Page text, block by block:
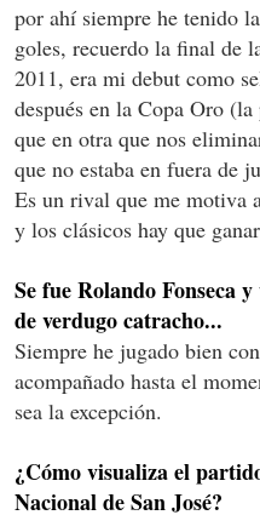
por ahí siempre he tenido
goles, recuerdo la final de
2011, era mi debut como
después en la Copa Oro
que en otra que nos
que no estaba en fuera de
Es un rival que me motiva
y los clásicos hay que
Se fue Rolando Fonseca
de verdugo catracho...
Siempre he jugado bien
acompañado hasta el
sea la excepción.
¿Cómo visualiza el
Nacional de San José?